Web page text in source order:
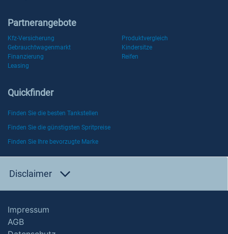
Partnerangebote
Kfz-Versicherung
Produktvergleich
Gebrauchtwagenmarkt
Kindersitze
Finanzierung
Reifen
Leasing
Quickfinder
Finden Sie die besten Tankstellen
Finden Sie die günstigsten Spritpreise
Finden Sie Ihre bevorzugte Marke
Disclaimer
Impressum
AGB